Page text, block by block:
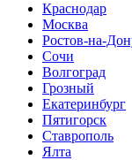
Краснодар
Москва
Ростов-на-
Сочи
Волгоград
Грозный
Екатеринбург
Пятигорск
Ставрополь
Ялта